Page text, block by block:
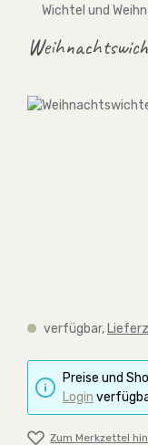
Wichtel und
Bildergalerie
verfügbar,
Preise und
Login
Zum Merkzettel